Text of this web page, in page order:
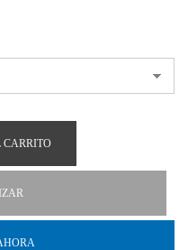
CARRITO